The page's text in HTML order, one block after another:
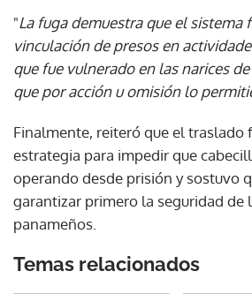
"La fuga demuestra que el sistema
vinculación de presos en
que fue vulnerado en las narices
que por acción u omisión lo
Finalmente, reiteró que el traslado
estrategia para impedir que
operando desde prisión y sostuvo
garantizar primero la seguridad de
panameños.
Temas relacionados